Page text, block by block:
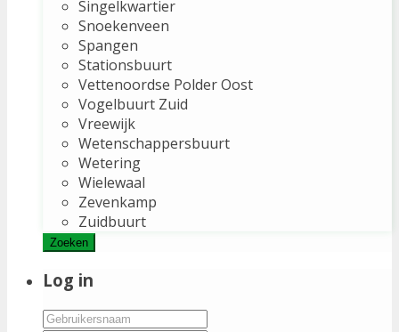
Singelkwartier
Snoekenveen
Spangen
Stationsbuurt
Vettenoordse Polder Oost
Vogelbuurt Zuid
Vreewijk
Wetenschappersbuurt
Wetering
Wielewaal
Zevenkamp
Zuidbuurt
Zoeken
Log in